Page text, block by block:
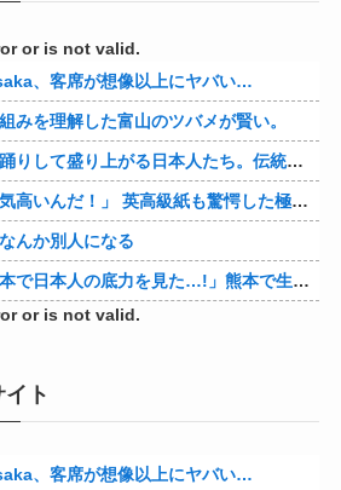
or is not valid.
、客席が想像以上にヤバい…
みを理解した富山のツバメが賢い。
オタクもこの熱量、素晴らしい」→女さんブチギレ「これを見て『日本の品格が落ちた』と思いま…
英高級紙も驚愕した極限の中の日本人の姿に世界が衝撃
んか別人になる
まれて初めて震度7の大地震を経験したドイツ人。直後、日本人たちの行動に衝撃を受けてしまう…
or is not valid.
ト
、客席が想像以上にヤバい…